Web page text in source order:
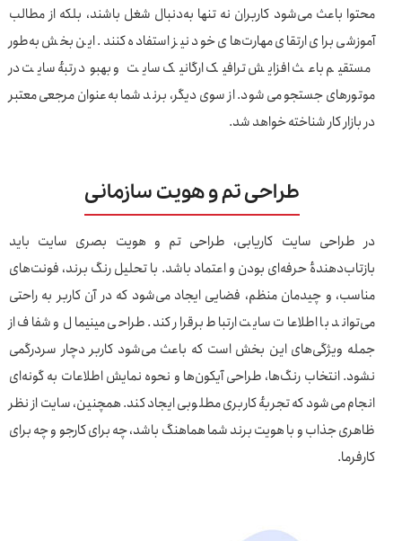
محتوا باعث می‌شود کاربران نه تنها به‌دنبال شغل باشند، بلکه از مطالب
آموزشی برای ارتقای مهارت‌های خود نیز استفاده کنند. این بخش به‌طور
مستقیم باعث افزایش ترافیک ارگانیک سایت و بهبود رتبهٔ سایت در
موتورهای جستجو می‌شود. از سوی دیگر، برند شما به‌عنوان مرجعی معتبر
در بازار کار شناخته خواهد شد.
طراحی تم و هویت سازمانی
در طراحی سایت کاریابی، طراحی تم و هویت بصری سایت باید
بازتاب‌دهندهٔ حرفه‌ای بودن و اعتماد باشد. با تحلیل رنگ برند، فونت‌های
مناسب، و چیدمان منظم، فضایی ایجاد می‌شود که در آن کاربر به راحتی
می‌تواند با اطلاعات سایت ارتباط برقرار کند. طراحی مینیمال و شفاف از
جمله ویژگی‌های این بخش است که باعث می‌شود کاربر دچار سردرگمی
نشود. انتخاب رنگ‌ها، طراحی آیکون‌ها و نحوه نمایش اطلاعات به گونه‌ای
انجام می‌شود که تجربهٔ کاربری مطلوبی ایجاد کند. همچنین، سایت از نظر
ظاهری جذاب و با هویت برند شما هماهنگ باشد، چه برای کارجو و چه برای
کارفرما.